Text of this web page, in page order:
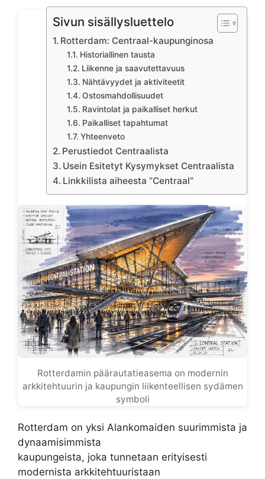
Sivun sisällysluettelo
Rotterdam: Centraal-kaupunginosa
Historiallinen tausta
Liikenne ja saavutettavuus
Nähtävyydet ja aktiviteetit
Ostosmahdollisuudet
Ravintolat ja paikalliset herkut
Paikalliset tapahtumat
Yhteenveto
Perustiedot Centraalista
Usein Esitetyt Kysymykset Centraalista
Linkkilista aiheesta “Centraal”
Rotterdamin päärautatieasema on modernin
arkkitehtuurin ja kaupungin liikenteellisen sydämen
symboli
Rotterdam on yksi Alankomaiden suurimmista ja
dynaamisimmista
kaupungeista, joka tunnetaan erityisesti
modernista arkkitehtuuristaan